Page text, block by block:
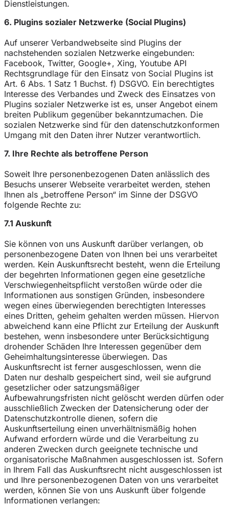
Dienstleistungen.
6. Plugins sozialer Netzwerke (Social Plugins)
Auf unserer Verbandwebseite sind Plugins der
nachstehenden sozialen Netzwerke eingebunden:
Facebook, Twitter, Google+, Xing, Youtube API
Rechtsgrundlage für den Einsatz von Social Plugins ist
Art. 6 Abs. 1 Satz 1 Buchst. f) DSGVO. Ein berechtigtes
Interesse des Verbandes und Zweck des Einsatzes von
Plugins sozialer Netzwerke ist es, unser Angebot einem
breiten Publikum gegenüber bekanntzumachen. Die
sozialen Netzwerke sind für den datenschutzkonformen
Umgang mit den Daten ihrer Nutzer verantwortlich.
7. Ihre Rechte als betroffene Person
Soweit Ihre personenbezogenen Daten anlässlich des
Besuchs unserer Webseite verarbeitet werden, stehen
Ihnen als „betroffene Person“ im Sinne der DSGVO
folgende Rechte zu:
7.1 Auskunft
Sie können von uns Auskunft darüber verlangen, ob
personenbezogene Daten von Ihnen bei uns verarbeitet
werden. Kein Auskunftsrecht besteht, wenn die Erteilung
der begehrten Informationen gegen eine gesetzliche
Verschwiegenheitspflicht verstoßen würde oder die
Informationen aus sonstigen Gründen, insbesondere
wegen eines überwiegenden berechtigten Interesses
eines Dritten, geheim gehalten werden müssen. Hiervon
abweichend kann eine Pflicht zur Erteilung der Auskunft
bestehen, wenn insbesondere unter Berücksichtigung
drohender Schäden Ihre Interessen gegenüber dem
Geheimhaltungsinteresse überwiegen. Das
Auskunftsrecht ist ferner ausgeschlossen, wenn die
Daten nur deshalb gespeichert sind, weil sie aufgrund
gesetzlicher oder satzungsmäßiger
Aufbewahrungsfristen nicht gelöscht werden dürfen oder
ausschließlich Zwecken der Datensicherung oder der
Datenschutzkontrolle dienen, sofern die
Auskunftserteilung einen unverhältnismäßig hohen
Aufwand erfordern würde und die Verarbeitung zu
anderen Zwecken durch geeignete technische und
organisatorische Maßnahmen ausgeschlossen ist. Sofern
in Ihrem Fall das Auskunftsrecht nicht ausgeschlossen ist
und Ihre personenbezogenen Daten von uns verarbeitet
werden, können Sie von uns Auskunft über folgende
Informationen verlangen: